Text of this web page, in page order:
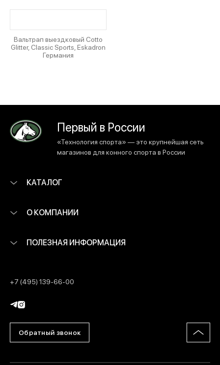
Вальтрап выездковый Cotto
Glitter, Classic Sports, Eskadron
Германия
Первый в России
«Технология спорта» — это крупнейшая сеть
магазинов для конного спорта в России
КАТАЛОГ
О КОМПАНИИ
ПОЛЕЗНАЯ ИНФОРМАЦИЯ
+7 (495) 139-66-00
Обратный звонок